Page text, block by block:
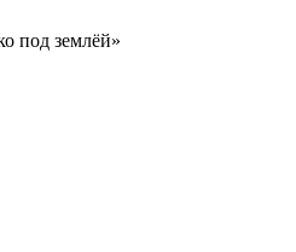
под землёй»